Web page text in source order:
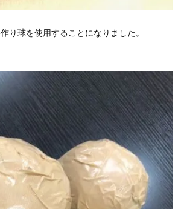
り球を使用することになりました。